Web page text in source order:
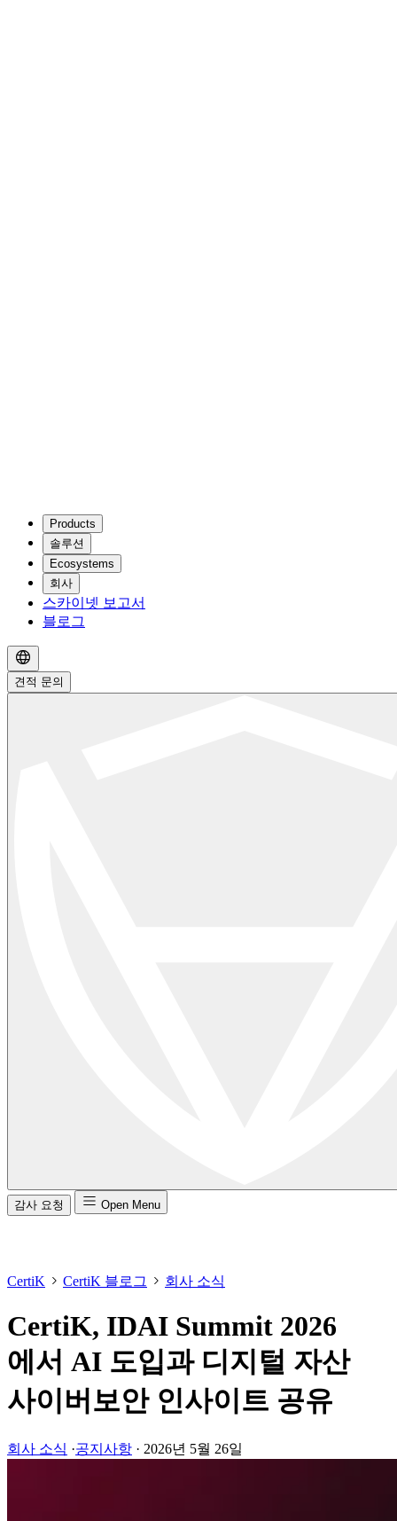
Products
솔루션
Ecosystems
회사
스카이넷 보고서
블로그
견적 문의
감사 요청 Open Menu
CertiK CertiK 블로그 회사 소식
CertiK, IDAI Summit 2026
에서 AI 도입과 디지털 자산
사이버보안 인사이트 공유
회사 소식 ·공지사항 · 2026년 5월 26일